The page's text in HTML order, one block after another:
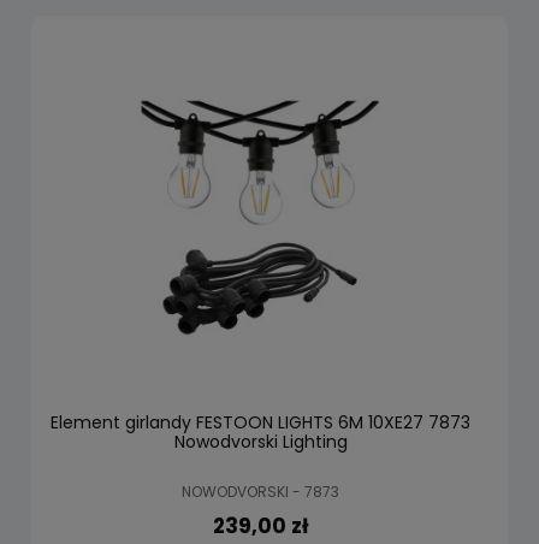
Element girlandy FESTOON LIGHTS 6M 10XE27 7873
Nowodvorski Lighting
NOWODVORSKI - 7873
239,00 zł